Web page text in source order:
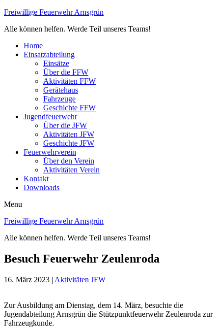
Freiwillige Feuerwehr Arnsgrün
Alle können helfen. Werde Teil unseres Teams!
Home
Einsatzabteilung
Einsätze
Über die FFW
Aktivitäten FFW
Gerätehaus
Fahrzeuge
Geschichte FFW
Jugendfeuerwehr
Über die JFW
Aktivitäten JFW
Geschichte JFW
Feuerwehrverein
Über den Verein
Aktivitäten Verein
Kontakt
Downloads
Menu
Freiwillige Feuerwehr Arnsgrün
Alle können helfen. Werde Teil unseres Teams!
Besuch Feuerwehr Zeulenroda
16. März 2023 | Aktivitäten JFW
Zur Ausbildung am Dienstag, dem 14. März, besuchte die
Jugendabteilung Arnsgrün die Stützpunktfeuerwehr Zeulenroda zur
Fahrzeugkunde.